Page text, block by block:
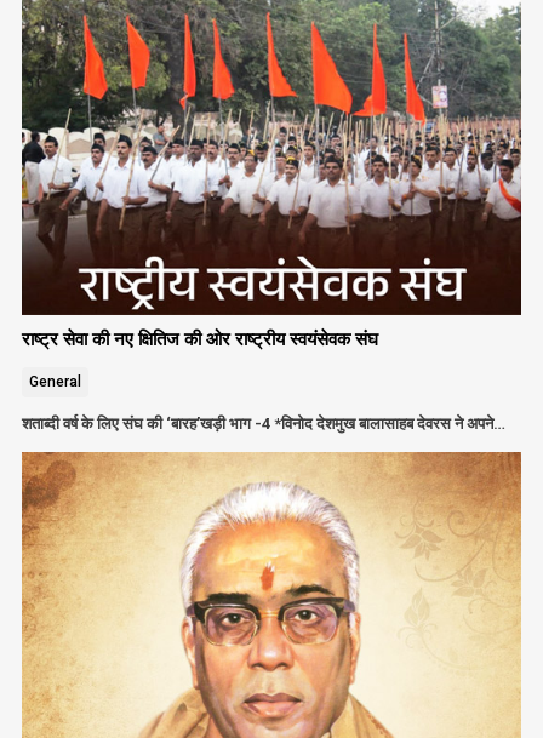
राष्ट्र सेवा की नए क्षितिज की ओर राष्ट्रीय स्वयंसेवक संघ
General
शताब्दी वर्ष के लिए संघ की ‘बारह’खड़ी भाग -4 *विनोद देशमुख बालासाहब देवरस ने अपने…